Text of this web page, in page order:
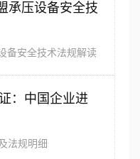
承压设备安全技
备安全技术法规解读
：中国企业进
法规明细